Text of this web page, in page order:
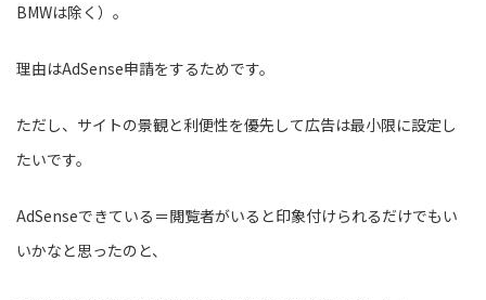
BMWは除く）。
理由はAdSense申請をするためです。
ただし、サイトの景観と利便性を優先して広告は最小限に設定し
たいです。
AdSenseできている＝閲覧者がいると印象付けられるだけでもい
いかなと思ったのと、